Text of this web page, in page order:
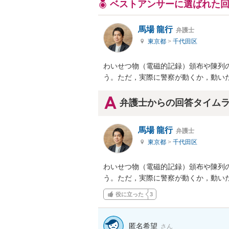
ベストアンサーに選ばれた
馬場 龍行 弁護士
東京都 > 千代田区
わいせつ物（電磁的記録）頒布や陳
う。ただ，実際に警察が動くか，動
弁護士からの回答タイム
馬場 龍行 弁護士
東京都 > 千代田区
わいせつ物（電磁的記録）頒布や陳
う。ただ，実際に警察が動くか，動
役に立った 3
匿名希望 さん